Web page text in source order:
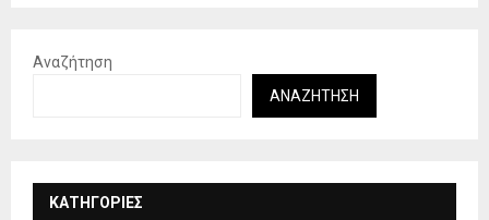
Αναζήτηση
ΑΝΑΖΉΤΗΣΗ
KΑΤΗΓΟΡΊΕΣ